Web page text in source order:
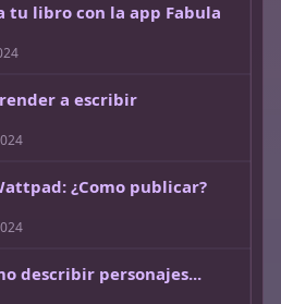
tu libro con la app Fabula
a escribir
¿Como publicar?
describir personajes...